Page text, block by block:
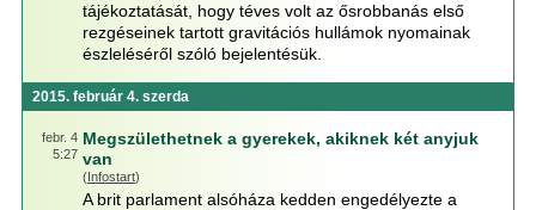
tájékoztatását, hogy téves volt az ősrobbanás első
rezgéseinek tartott gravitációs hullámok nyomainak
észleléséről szóló bejelentésük.
2015. február 4. szerda
febr. 4
5:27
Megszülethetnek a gyerekek, akiknek két anyjuk
van
(Infostart)
A brit parlament alsóháza kedden engedélyezte a